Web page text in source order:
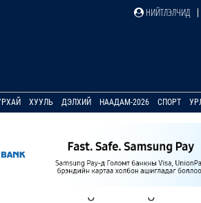
НИЙТЛЭЛЧИД
ХУУЛЬ ДЭЛХИЙ НААДАМ-2026 СПОРТ